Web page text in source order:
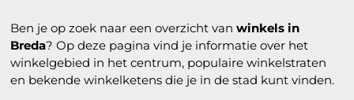
Ben je op zoek naar een overzicht vanwinkels in
Breda? Op deze pagina vind je informatie over het
winkelgebied in het centrum, populaire winkelstraten
en bekende winkelketens die je in de stad kunt vinden.